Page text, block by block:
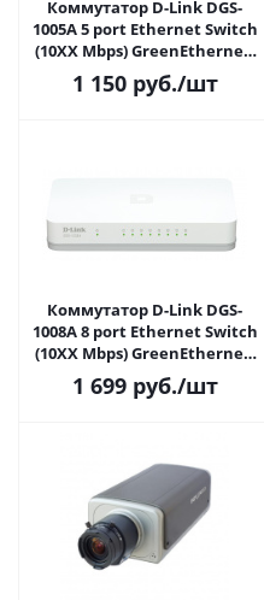
Коммутатор D-Link DGS-
1005A 5 port Ethernet Switch
(10XX Mbps) GreenEthernet,
уменьшенный
пластиковый корпус
1 150руб./шт
Коммутатор D-Link DGS-
1008A 8 port Ethernet Switch
(10XX Mbps) GreenEthernet,
уменьшенный
пластиковый корпус
1 699руб./шт